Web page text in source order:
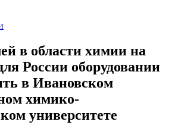
в области химии на
России оборудовании
в Ивановском
химико-
университете